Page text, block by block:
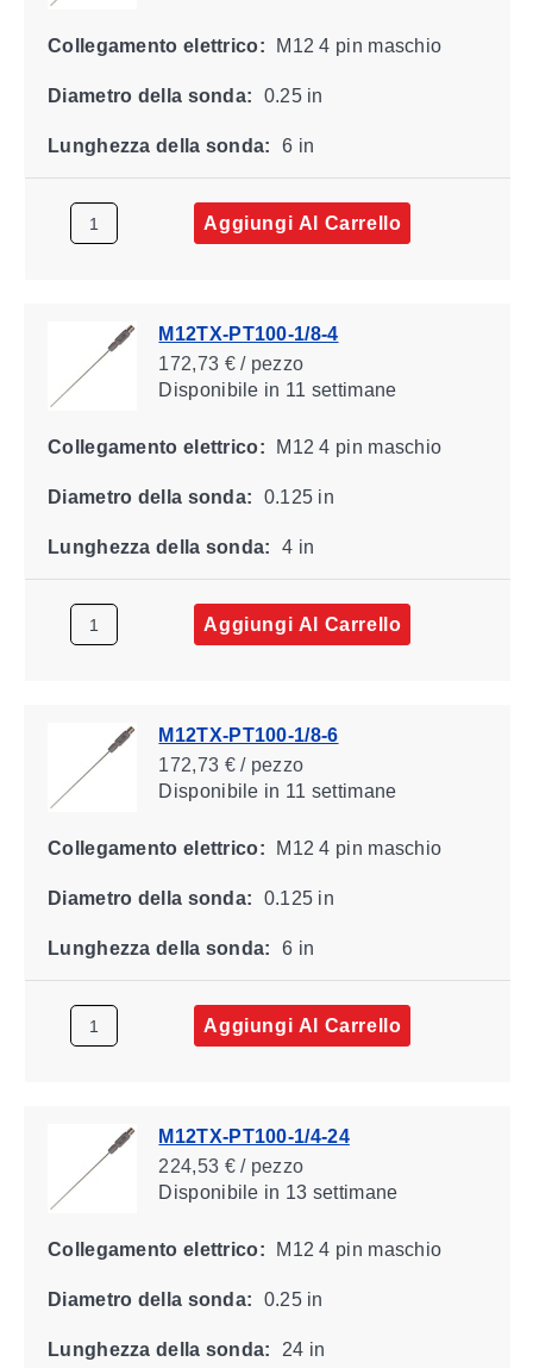
Collegamento elettrico: M12 4 pin maschio
Diametro della sonda: 0.25 in
Lunghezza della sonda: 6 in
Aggiungi Al Carrello
M12TX-PT100-1/8-4
172,73 € / pezzo
Disponibile in 11 settimane
Collegamento elettrico: M12 4 pin maschio
Diametro della sonda: 0.125 in
Lunghezza della sonda: 4 in
Aggiungi Al Carrello
M12TX-PT100-1/8-6
172,73 € / pezzo
Disponibile in 11 settimane
Collegamento elettrico: M12 4 pin maschio
Diametro della sonda: 0.125 in
Lunghezza della sonda: 6 in
Aggiungi Al Carrello
M12TX-PT100-1/4-24
224,53 € / pezzo
Disponibile in 13 settimane
Collegamento elettrico: M12 4 pin maschio
Diametro della sonda: 0.25 in
Lunghezza della sonda: 24 in